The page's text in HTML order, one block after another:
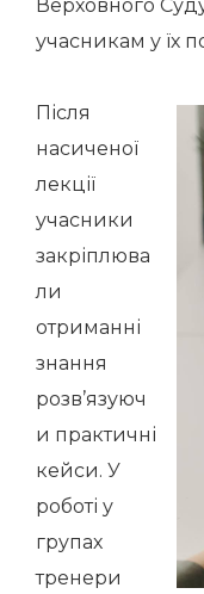
Верховного
учасникам у їх
Після
насиченої
лекції
учасники
закріплюва
ли
отриманні
знання
розв’язуюч
и практичні
кейси. У
роботі у
групах
тренери